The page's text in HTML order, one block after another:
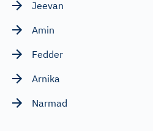
Jeevan
Amin
Fedder
Arnika
Narmad